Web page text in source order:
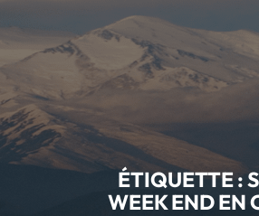
ÉTIQUETTE :
WEEK END EN